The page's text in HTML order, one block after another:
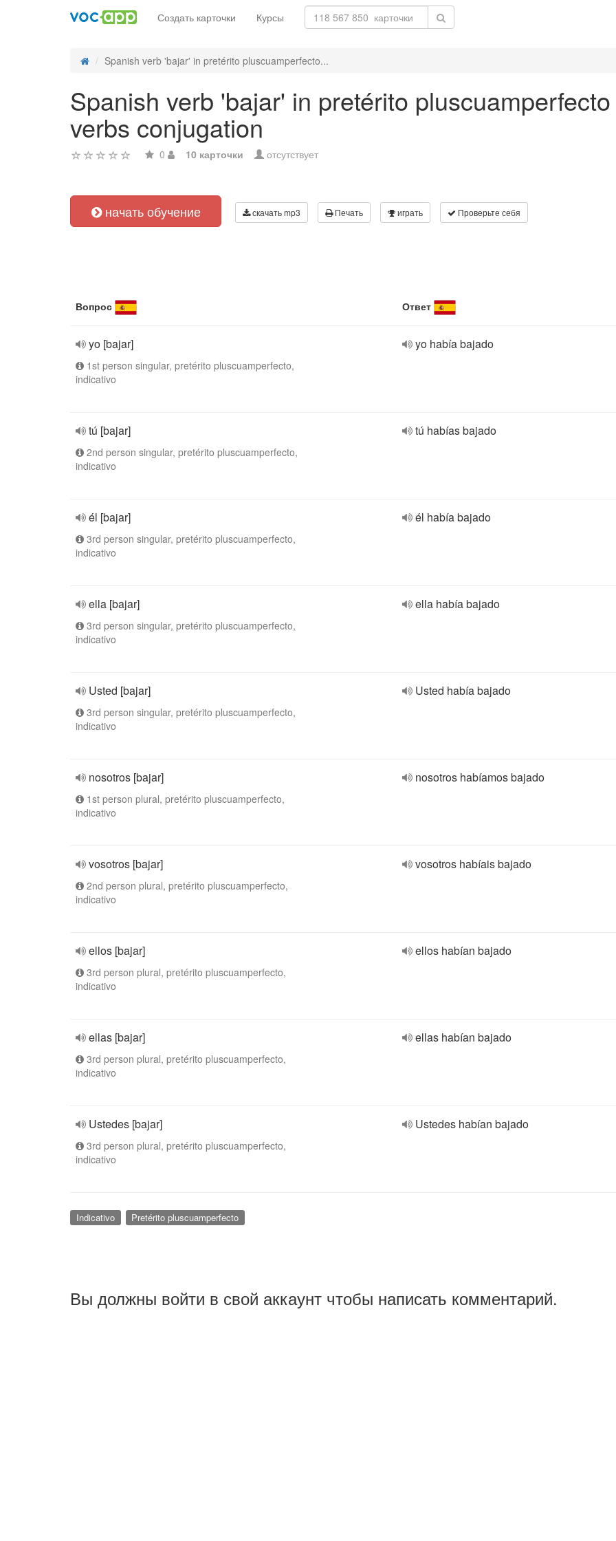
Создать карточки Курсы
Spanish verb 'bajar' in pretérito pluscuamperfecto...
Spanish verb 'bajar' in pretérito
verbs conjugation
0 10 карточки отсутствует
начать обучение скачать mp3 Печать играть Проверьте себя
Вопрос Ответ
yo [bajar]
1st person singular, pretérito pluscuamperfecto,
indicativo
yo había bajado
tú [bajar]
2nd person singular, pretérito pluscuamperfecto,
indicativo
tú habías bajado
él [bajar]
3rd person singular, pretérito pluscuamperfecto,
indicativo
él había bajado
ella [bajar]
3rd person singular, pretérito pluscuamperfecto,
indicativo
ella había bajado
Usted [bajar]
3rd person singular, pretérito pluscuamperfecto,
indicativo
Usted había bajado
nosotros [bajar]
1st person plural, pretérito pluscuamperfecto,
indicativo
nosotros habíamos bajado
vosotros [bajar]
2nd person plural, pretérito pluscuamperfecto,
indicativo
vosotros habíais bajado
ellos [bajar]
3rd person plural, pretérito pluscuamperfecto,
indicativo
ellos habían bajado
ellas [bajar]
3rd person plural, pretérito pluscuamperfecto,
indicativo
ellas habían bajado
Ustedes [bajar]
3rd person plural, pretérito pluscuamperfecto,
indicativo
Ustedes habían bajado
Indicativo Pretérito pluscuamperfecto
Вы должны войти в свой аккаунт чтобы написать комментарий.